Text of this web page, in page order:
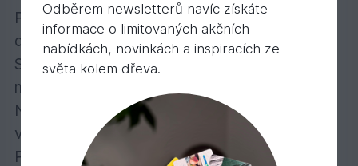
Počet nátěrů: u dřeva bez povrchové úpravy
dva nátěry.
S Osmo plochým štětcem, Osmo válečkem z
mikrovlákna nebo Rounem na olejové nátěry.
Nanášejte rychle, v tenké vrstvě a ve směru
vláken dřeva. Popřípadě naneste nástřikem.
Ponechte schnout při dobrém větrání po
Odběrem newsletterů navíc získáte
informace o limitovaných akčních
nabídkách, novinkách a inspiracích ze
světa kolem dřeva.